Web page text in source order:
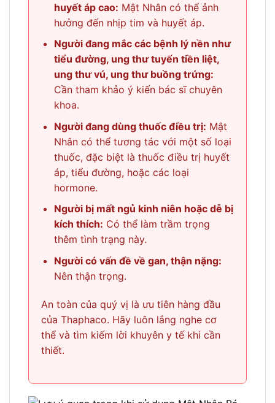
huyết áp cao: Mật Nhân có thể ảnh
hưởng đến nhịp tim và huyết áp.
Người đang mắc các bệnh lý nền như
tiểu đường, ung thư tuyến tiền liệt,
ung thư vú, ung thư buồng trứng:
Cần tham khảo ý kiến bác sĩ chuyên
khoa.
Người đang dùng thuốc điều trị: Mật
Nhân có thể tương tác với một số loại
thuốc, đặc biệt là thuốc điều trị huyết
áp, tiểu đường, hoặc các loại
hormone.
Người bị mất ngủ kinh niên hoặc dễ bị
kích thích: Có thể làm trầm trọng
thêm tình trạng này.
Người có vấn đề về gan, thận nặng:
Nên thận trọng.
An toàn của quý vị là ưu tiên hàng đầu
của Thaphaco. Hãy luôn lắng nghe cơ
thể và tìm kiếm lời khuyên y tế khi cần
thiết.